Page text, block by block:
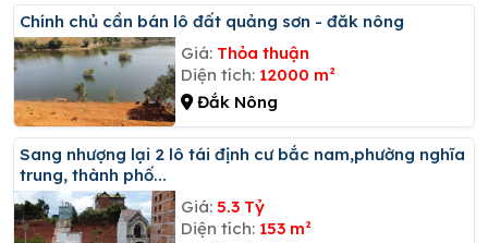
Chính chủ cần bán lô đất quảng sơn - đăk nông
Giá: Thỏa thuận
Diện tích: 12000 m²
Đắk Nông
Sang nhượng lại 2 lô tái định cư bắc nam,phường nghĩa
trung, thành phố...
Giá: 5.3 Tỷ
Diện tích: 153 m²